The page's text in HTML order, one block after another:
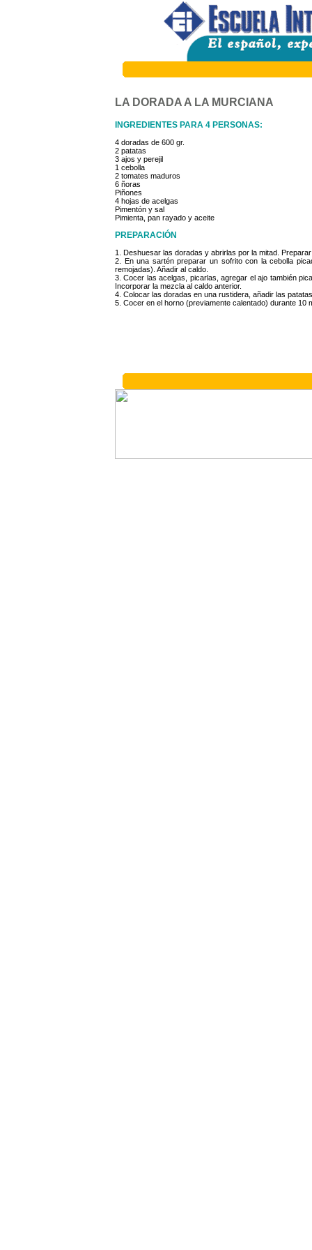
LA DORADA A LA MURCIANA
INGREDIENTES PARA 4 PERSONAS:
4 doradas de 600 gr.
2 patatas
3 ajos y perejil
1 cebolla
2 tomates maduros
6 ñoras
Piñones
4 hojas de acelgas
Pimentón y sal
Pimienta, pan rayado y aceite
PREPARACIÓN
1. Deshuesar las doradas y abrirlas por la mitad.
2. En una sartén preparar un sofrito con la cebolla
remojadas). Añadir al caldo.
3. Cocer las acelgas, picarlas, agregar el ajo también
Incorporar la mezcla al caldo anterior.
4. Colocar las doradas en una rustidera, añadir las
5. Cocer en el horno (previamente calentado) durante 10